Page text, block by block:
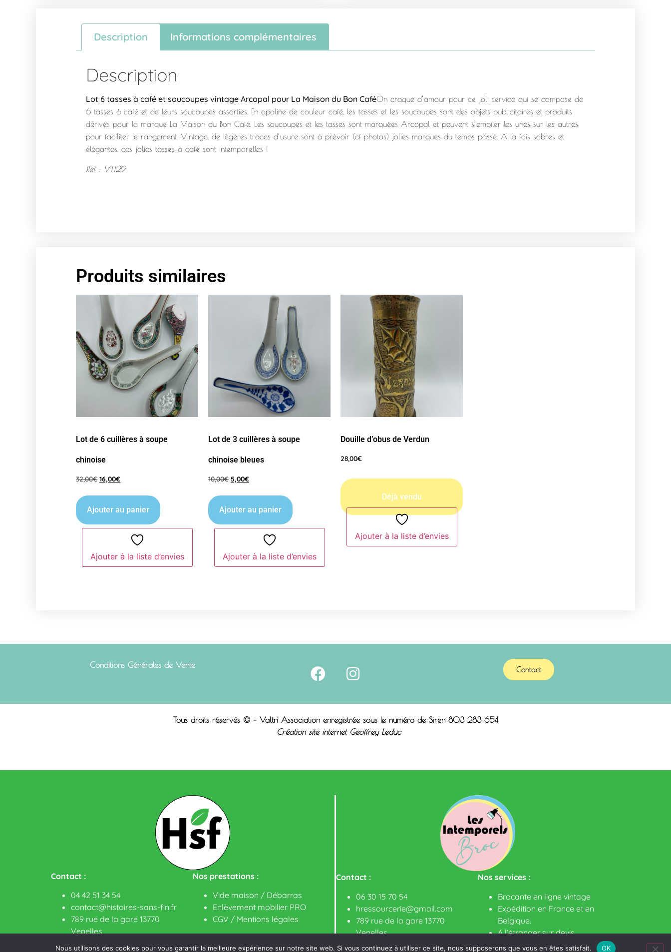
Description Informations complémentaires
Description
Lot 6 tasses à café et soucoupes vintage Arcopal pour La Maison du Bon CaféOn craque d’amour pour ce joli service qui se compose de
6 tasses à café et de leurs soucoupes assorties. En opaline de couleur café, les tasses et les soucoupes sont des objets publicitaires et produits
dérivés pour la marque La Maison du Bon Café. Les soucoupes et les tasses sont marquées Arcopal et peuvent s’empiler les unes sur les autres
pour faciliter le rangement. Vintage, de légères traces d’usure sont à prévoir (cf photos) jolies marques du temps passé. A la fois sobres et
élégantes, ces jolies tasses à café sont intemporelles !
Ref : VT129
Produits similaires
Lot de 6 cuillères à soupe
chinoise
32,00€ 16,00€
Ajouter au panier
Ajouter à la liste d’envies
Lot de 3 cuillères à soupe
chinoise bleues
10,00€ 5,00€
Ajouter au panier
Ajouter à la liste d’envies
Douille d’obus de Verdun
28,00€
Ajouter à la liste d’envies
Conditions Générales de Vente
Contact
Tous droits réservés © – Valtri Association enregistrée sous le numéro de Siren 803 283 654
Création site internet Geoffrey Leduc
Contact :
04 42 51 34 54
contact@histoires-sans-fin.fr
789 rue de la gare 13770
Venelles
Nos prestations :
Vide maison / Débarras
Enlèvement mobilier PRO
CGV / Mentions légales
Contact :
06 30 15 70 54
hressourcerie@gmail.com
789 rue de la gare 13770
Venelles
Nos services :
Brocante en ligne vintage
Expédition en France et en
Belgique.
A l’étranger sur devis.
Nous utilisons des cookies pour vous garantir la meilleure expérience sur notre site web. Si vous continuez à utiliser ce site, nous supposerons que vous en êtes satisfait. OK